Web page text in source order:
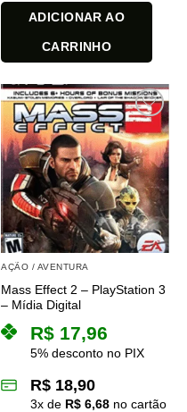
ADICIONAR AO
CARRINHO
AÇÃO / AVENTURA
Mass Effect 2 – PlayStation 3
– Mídia Digital
R$ 17,96
5% desconto no PIX
R$ 18,90
3x de R$ 6,68 no cartão